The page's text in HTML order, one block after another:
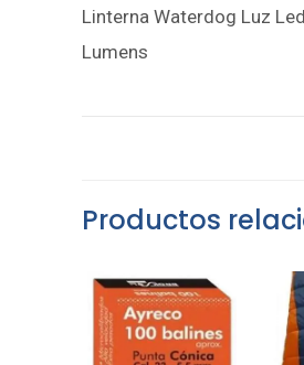
Linterna Waterdog Luz
Lumens
Productos